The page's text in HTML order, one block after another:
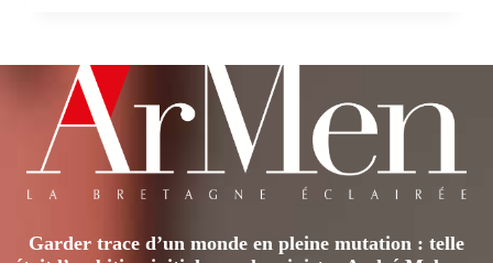
FRANC-
MAÇONNERIE
BRETONNE
UNE
HISTOIRE
HA-
Garder trace d’un monde en pleine mutation : telle